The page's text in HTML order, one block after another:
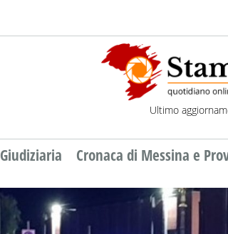
Ultimo
Giudiziaria Cronaca di Messina e